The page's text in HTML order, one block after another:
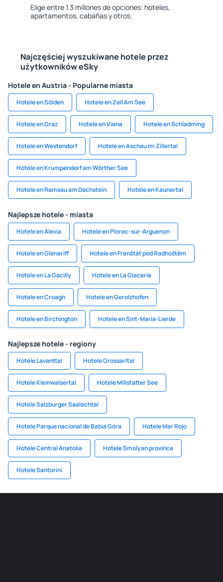
Elige entre 1.3 millones de opciones: hoteles,
apartamentos, cabañas y otros.
Najczęściej wyszukiwane hotele przez
użytkowników eSky
Hotele en Austria - Popularne miasta
Hotele en Sölden Hotele en Zell Am See
Hotele en Graz Hotele en Viena Hotele en Schladming
Hotele en Westendorf Hotele en Aschau im Zillertal
Hotele en Krumpendorf am Wörther See
Hotele en Ramsau am Dachstein Hotele en Kaunertal
Najlepsze hotele - miasta
Hotele en Alevia Hotele en Plorec-sur-Arguenon
Hotele en Glenariff Hotele en Frenštát pod Radhoštěm
Hotele en La Gacilly Hotele en La Glacerie
Hotele en Croagh Hotele en Gerolzhofen
Hotele en Birchington Hotele en Sint-Maria-Lierde
Najlepsze hotele - regiony
Hotele Lavanttal Hotele Grossarltal
Hotele Kleinwalsertal Hotele Millstatter See
Hotele Salzburger Saalachtal
Hotele Parque nacional de Babia Góra Hotele Mar Rojo
Hotele Central Anatolia Hotele Smolyan province
Hotele Santorini